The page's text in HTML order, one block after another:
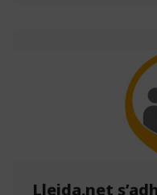
Lleida.net